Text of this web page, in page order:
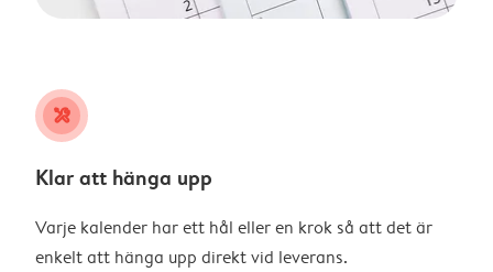
tools
Klar att hänga upp
Varje kalender har ett hål eller en krok så att det är
enkelt att hänga upp direkt vid leverans.